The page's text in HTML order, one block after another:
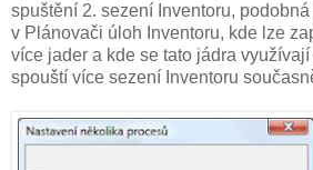
spuštění 2. sezení Inventoru,
v Plánovači úloh Inventoru, kde lze
více jader a kde se tato jádra
spouští více sezení Inventoru